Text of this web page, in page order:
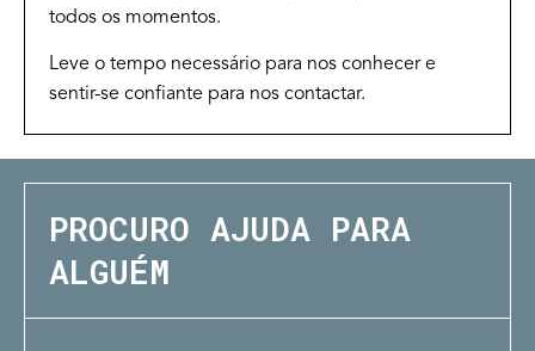
todos os momentos.
Leve o tempo necessário para nos conhecer e
sentir-se confiante para nos contactar.
PROCURO AJUDA PARA
ALGUÉM